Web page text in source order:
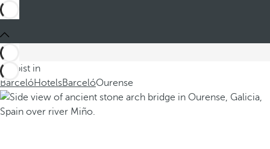
Du bist in
BarcelóHotelsBarcelóOurense